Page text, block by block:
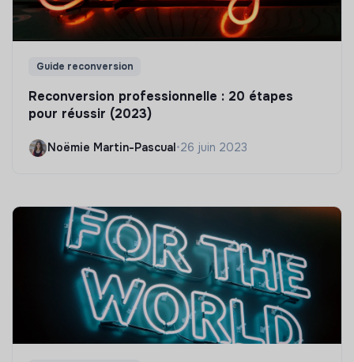
Guide reconversion
Reconversion professionnelle : 20 étapes
pour réussir (2023)
Noëmie Martin-Pascual •26 juin 2023